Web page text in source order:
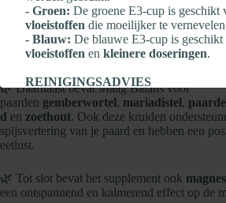
- Groen: De groene E3‑cup is geschikt
vloeistoffen die moeilijker te
- Blauw: De blauwe E3‑cup is
vloeistoffen en kleinere doseringen.
REINIGINGSADVIES
Zeker wanneer er veel medicatie wordt
belangrijk omNA elke vernevelingte
- Reinig de Flexineb E3‑cupna elk
- Bescherm de elektronica altijd met de
- Reinig met
- Grondig spoelen enaan de lucht
-Geen scherpe voorwerpengebruiken
een ondersteunende functie in de maag en
Kamilleenengelwortelhebben een
ontsmettende werking en een verzachtend
🌿 Daarnaast bevat Maag Balans voor
paarden gemberwortel, mariadistel,
d en zoethout. Ook deze kruiden
spijsvertering van je paard en hebben een
eetlust.
🌿 Tot slot bevat het supplement ook
een ontspannend en kalmerend effect op de